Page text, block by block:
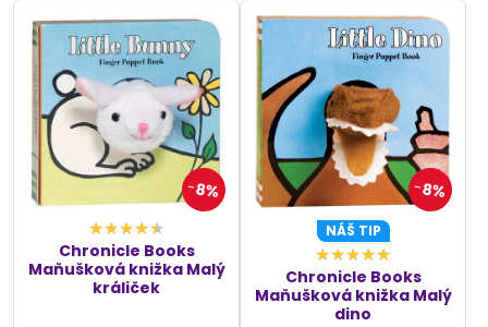
8%
Chronicle Books
Maňušková knižka Malý
králiček
8%
NÁŠ TIP
Chronicle Books
Maňušková knižka Malý
dino